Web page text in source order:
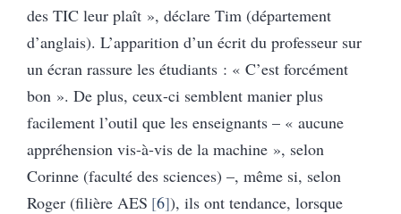
des TIC leur plaît », déclare Tim (département
d’anglais). L’apparition d’un écrit du professeur sur
un écran rassure les étudiants : « C’est forcément
bon ». De plus, ceux-ci semblent manier plus
facilement l’outil que les enseignants – « aucune
appréhension vis-à-vis de la machine », selon
Corinne (faculté des sciences) –, même si, selon
Roger (filière AES 6 ), ils ont tendance, lorsque